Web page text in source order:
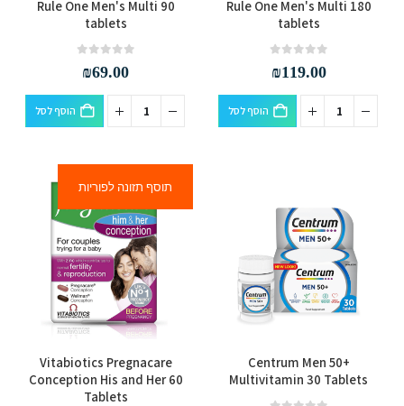
Rule One Men's Multi 180
tablets
₪119.00
הוסף לסל
Rule One Men's Multi 90
tablets
₪69.00
הוסף לסל
Centrum Men 50+
Multivitamin 30 Tablets
תוסף תזונה לפוריות
Vitabiotics Pregnacare
Conception His and Her 60
Tablets